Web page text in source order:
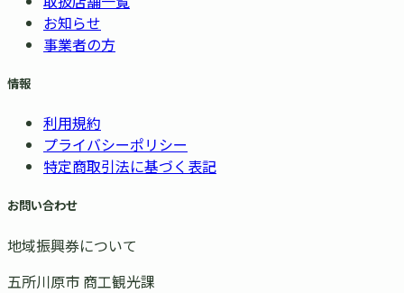
お知らせ
事業者の方
情報
利用規約
プライバシーポリシー
特定商取引法に基づく表記
お問い合わせ
地域振興券について
五所川原市 商工観光課